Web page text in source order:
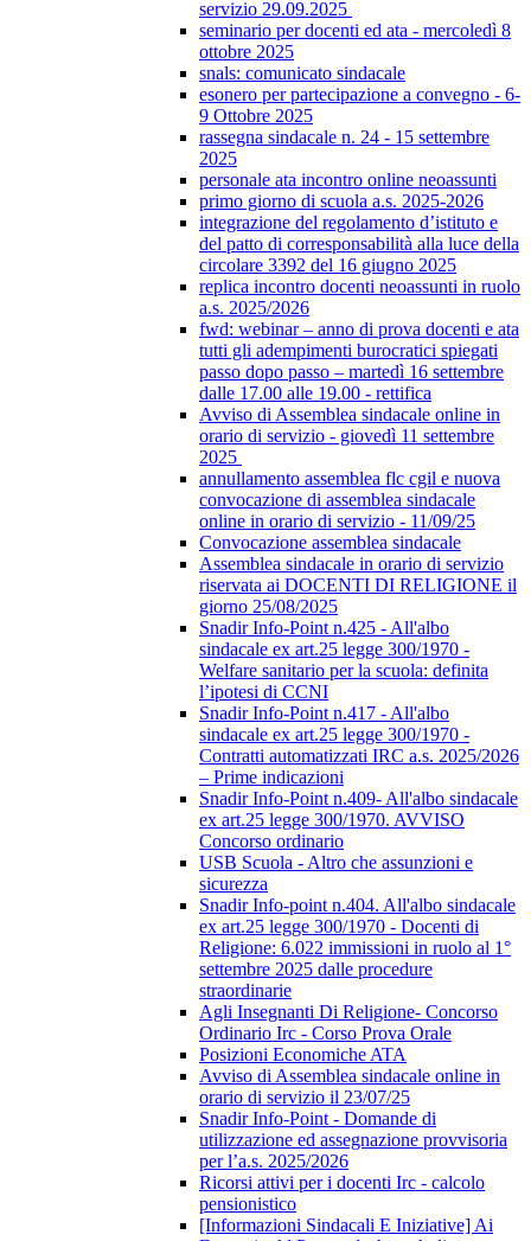
servizio 29.09.2025
seminario per docenti ed ata - mercoledì 8
ottobre 2025
snals: comunicato sindacale
esonero per partecipazione a convegno - 6-
9 Ottobre 2025
rassegna sindacale n. 24 - 15 settembre
2025
personale ata incontro online neoassunti
primo giorno di scuola a.s. 2025-2026
integrazione del regolamento d’istituto e
del patto di corresponsabilità alla luce della
circolare 3392 del 16 giugno 2025
replica incontro docenti neoassunti in ruolo
a.s. 2025/2026
fwd: webinar – anno di prova docenti e ata
tutti gli adempimenti burocratici spiegati
passo dopo passo – martedì 16 settembre
dalle 17.00 alle 19.00 - rettifica
Avviso di Assemblea sindacale online in
orario di servizio - giovedì 11 settembre
2025
annullamento assemblea flc cgil e nuova
convocazione di assemblea sindacale
online in orario di servizio - 11/09/25
Convocazione assemblea sindacale
Assemblea sindacale in orario di servizio
riservata ai DOCENTI DI RELIGIONE il
giorno 25/08/2025
Snadir Info-Point n.425 - All'albo
sindacale ex art.25 legge 300/1970 -
Welfare sanitario per la scuola: definita
l’ipotesi di CCNI
Snadir Info-Point n.417 - All'albo
sindacale ex art.25 legge 300/1970 -
Contratti automatizzati IRC a.s. 2025/2026
– Prime indicazioni
Snadir Info-Point n.409- All'albo sindacale
ex art.25 legge 300/1970. AVVISO
Concorso ordinario
USB Scuola - Altro che assunzioni e
sicurezza
Snadir Info-point n.404. All'albo sindacale
ex art.25 legge 300/1970 - Docenti di
Religione: 6.022 immissioni in ruolo al 1°
settembre 2025 dalle procedure
straordinarie
Agli Insegnanti Di Religione- Concorso
Ordinario Irc - Corso Prova Orale
Posizioni Economiche ATA
Avviso di Assemblea sindacale online in
orario di servizio il 23/07/25
Snadir Info-Point - Domande di
utilizzazione ed assegnazione provvisoria
per l’a.s. 2025/2026
Ricorsi attivi per i docenti Irc - calcolo
pensionistico
[Informazioni Sindacali E Iniziative] Ai